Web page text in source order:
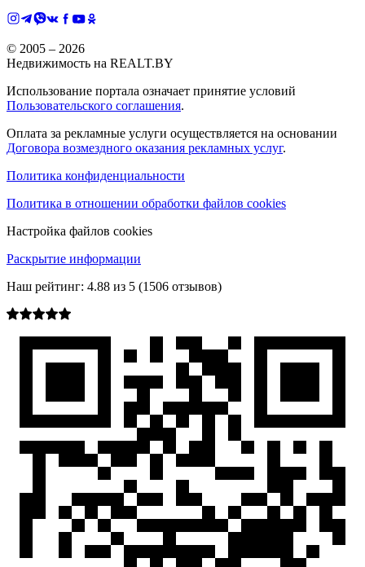
© 2005 – 2026
Недвижимость на REALT.BY
Использование портала означает принятие условий
Пользовательского соглашения.
Оплата за рекламные услуги осуществляется на основании
Договора возмездного оказания рекламных услуг.
Политика конфиденциальности
Политика в отношении обработки файлов cookies
Настройка файлов cookies
Раскрытие информации
Наш рейтинг: 4.88 из 5 (1506 отзывов)